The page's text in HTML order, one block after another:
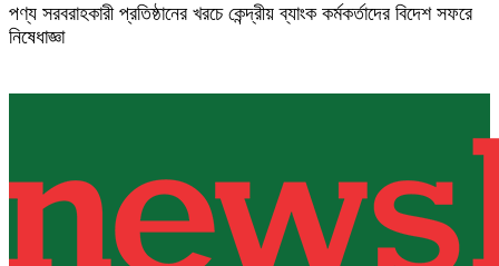
পণ্য সরবরাহকারী প্রতিষ্ঠানের খরচে কেন্দ্রীয় ব্যাংক কর্মকর্তাদের বিদেশ সফরে
নিষেধাজ্ঞা